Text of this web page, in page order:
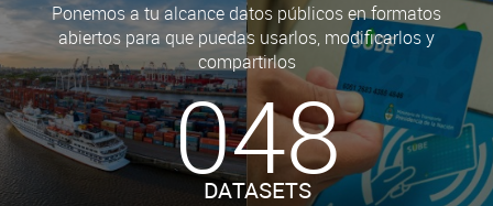
Ponemos a tu alcance datos públicos en formatos
abiertos para que puedas usarlos, modificarlos y
compartirlos
048
DATASETS